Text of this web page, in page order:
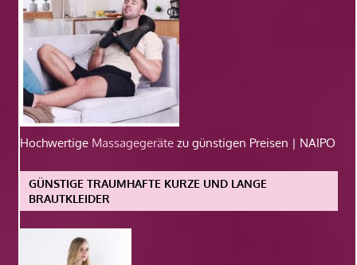
Hochwertige Massagegeräte zu günstigen Preisen | NAIPO
GÜNSTIGE TRAUMHAFTE KURZE UND LANGE
BRAUTKLEIDER